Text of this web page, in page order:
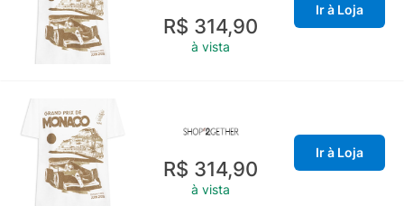
R$ 314,90
à vista
Ir à Loja
R$ 314,90
à vista
Ir à Loja